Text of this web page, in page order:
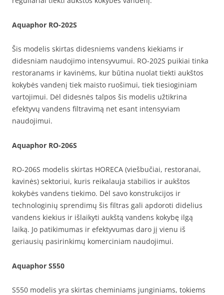
Aquaphor RO-202S
Šis modelis skirtas didesniems vandens kiekiams ir
didesniam naudojimo intensyvumui. RO-202S puikiai tinka
restoranams ir kavinėms, kur būtina nuolat tiekti aukštos
kokybės vandenį tiek maisto ruošimui, tiek tiesioginiam
vartojimui. Dėl didesnės talpos šis modelis užtikrina
efektyvų vandens filtravimą net esant intensyviam
naudojimui.
Aquaphor RO-206S
RO-206S modelis skirtas HORECA (viešbučiai, restoranai,
kavinės) sektoriui, kuris reikalauja stabilios ir aukštos
kokybės vandens tiekimo. Dėl savo konstrukcijos ir
technologinių sprendimų šis filtras gali apdoroti didelius
vandens kiekius ir išlaikyti aukštą vandens kokybę ilgą
laiką. Jo patikimumas ir efektyvumas daro jį vienu iš
geriausių pasirinkimų komerciniam naudojimui.
Aquaphor S550
S550 modelis yra skirtas cheminiams junginiams, tokiems